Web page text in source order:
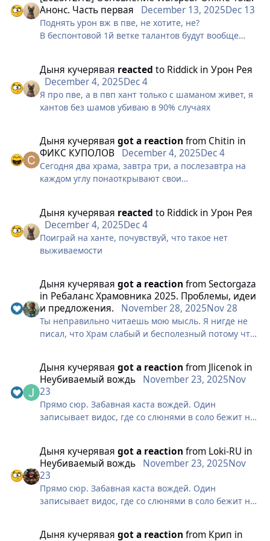
настакаются, вождь и вовсе может умереть при
нынешнем уроне с полусетами катакомб, и всеми
прочими апами ушей. И как я сказал выше, урон
Уменьшить перезарядку навыка хотябы на 30%.
Аргументы:
У вождя есть всего один более-менее нормальный
стан, и то с комбинации двух скилов. Чтобы
сначала взбучку, а потом и сам стан может уйти в
сопру. Следущая попытка будет в среднем аж
через 12-13 секунд. Хотелось бы больше контроля
за вождя. Так же в пве уменьшение кд, хоть
Срочно фикс! Храму - круг, срез сопры и подписку о
невыезде!
Анонс. Часть первая
December 13, 2025Dec 13
Поднять урон вж в пве, не хотите, не?
В беспонтовой 1й ветке талантов будут вообще
Дыня кучерявая reacted to Riddick inУрон Рея
December 4, 2025Dec 4
Я про пве, а в пвп хант только с шаманом живет, я
хантов без шамов убиваю в 90% случаях
Дыня кучерявая got a reaction from Chitin in
ФИКС КУПОЛОВ
December 4, 2025Dec 4
Сегодня два храма, завтра три, а послезавтра на
каждом углу понаоткрывают свои
С этим срочно нужно что то делать!!!
Срочно фикс! Храму - круг, срез сопры и подписку о
невыезде!
Дыня кучерявая reacted to Riddick inУрон Рея
December 4, 2025Dec 4
Поиграй на ханте, почувствуй, что такое нет
выживаемости
Дыня кучерявая got a reaction fromSectorgaza
in Ребаланс Храмовника 2025. Проблемы, идеи
и предложения.
November 28, 2025Nov 28
Ты неправильно читаешь мою мысль. Я нигде не
писал, что Храм слабый и бесполезный потому что
отдачи, которую должна давать сложность в
нормальном балансе. Высокий порог
компенсируется стабильностью,
универсальностью, сильными механиками и
возможностью влиять на бой выше среднего. А у
условий, тратишь больше времени, следишь за
настаком, но итоговый эффект хуже или равен
тому, что другие получают пассивно и без условий
Дыня кучерявая got a reaction from Jlicenok in
Неубиваемый вождь
November 23, 2025Nov
23
Прямо сюр. Забавная каста вождей. Один
записывает видос, где со слюнями в соло бежит на
нерфить. Не важно, что в игре стало слишком
много урона или что с хантом та же история,
главное что рей шотает бедного вождя. Тот же
вождь потом жалуется на "немощную" хилку и
"звезды", которые выхиливали физ сборке пол
паладина под битвой.
Дыня кучерявая got a reaction from Loki-RU in
Неубиваемый вождь
November 23, 2025Nov
23
Прямо сюр. Забавная каста вождей. Один
записывает видос, где со слюнями в соло бежит на
нерфить. Не важно, что в игре стало слишком
Дыня кучерявая got a reaction from Крип in